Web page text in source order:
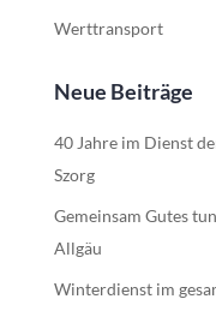
Werttransport
Neue Beiträge
40 Jahre im Dienst
Szorg
Gemeinsam Gutes
Allgäu
Winterdienst im